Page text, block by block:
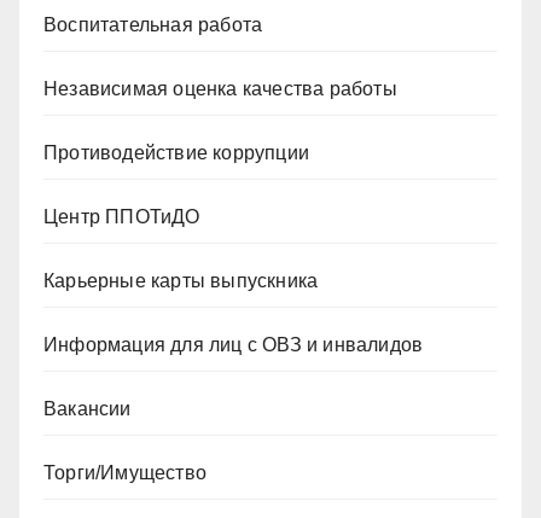
Воспитательная работа
Независимая оценка качества работы
Противодействие коррупции
Центр ППОТиДО
Карьерные карты выпускника
Информация для лиц с ОВЗ и инвалидов
Вакансии
Торги/Имущество